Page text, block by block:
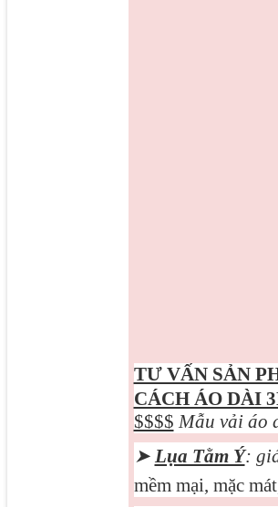
TƯ VẤN SẢN
CÁCH ÁO DÀI
$$$$ Mẫu vải áo
➤ Lụa Tằm Ý:
mềm mại, mặc